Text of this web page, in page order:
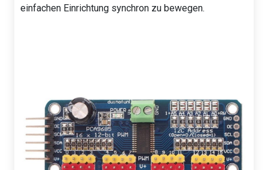
einfachen Einrichtung synchron zu bewegen.